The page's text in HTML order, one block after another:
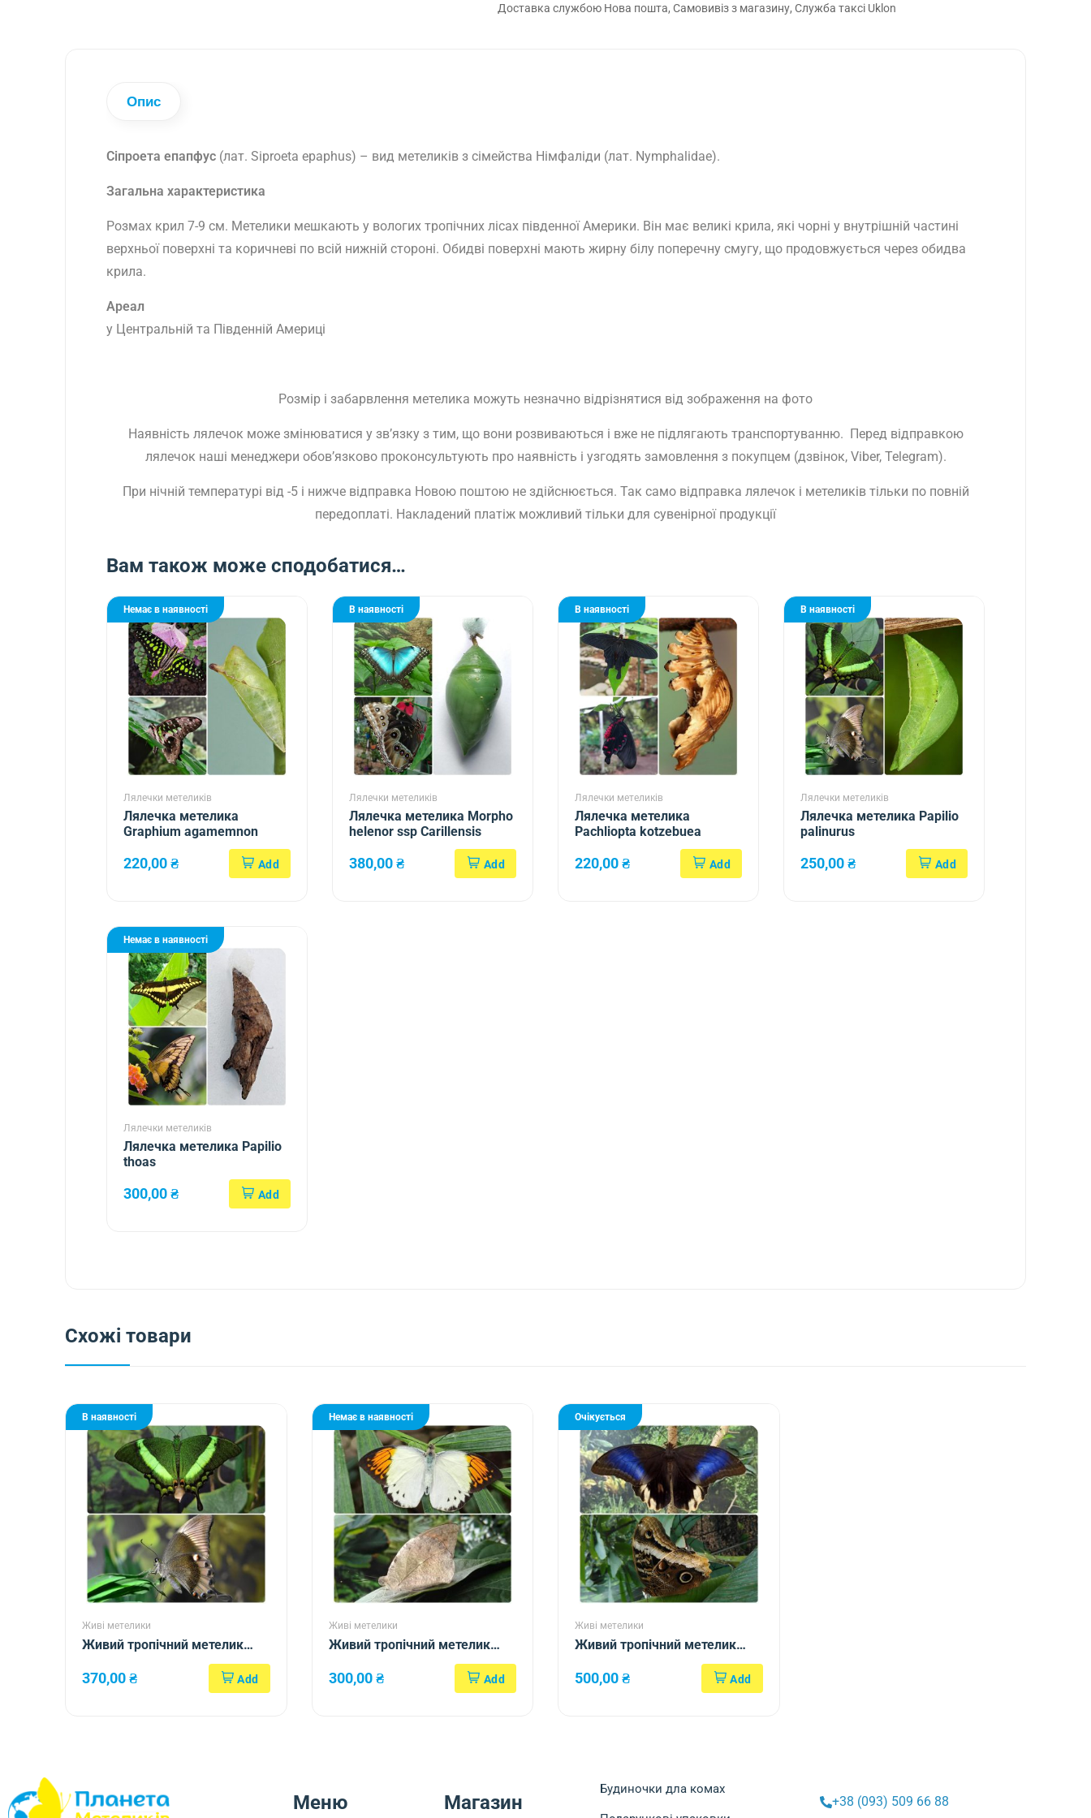
Доставка службою Нова пошта, Самовивіз з магазину, Служба таксі Uklon
Опис
Сіпроета епапфус (лат. Siproeta epaphus) – вид метеликів з сімейства Німфаліди (лат. Nymphalidae).
Загальна характеристика
Розмах крил 7-9 см. Метелики мешкають у вологих тропічних лісах південної Америки. Він має великі крила, які чорні у внутрішній частині
верхньої поверхні та коричневі по всій нижній стороні. Обидві поверхні мають жирну білу поперечну смугу, що продовжується через обидва
крила.
Ареал
у Центральній та Південній Америці
Розмір і забарвлення метелика можуть незначно відрізнятися від зображення на фото
Наявність лялечок може змінюватися у зв’язку з тим, що вони розвиваються і вже не підлягають транспортуванню. Перед відправкою
лялечок наші менеджери обов’язково проконсультують про наявність і узгодять замовлення з покупцем (дзвінок, Viber, Telegram).
При нічній температурі від -5 і нижче відправка Новою поштою не здійснюється. Так само відправка лялечок і метеликів тільки по повній
передоплаті. Накладений платіж можливий тільки для сувенірної продукції
Вам також може сподобатися…
Немає в наявності
Лялечки метеликів
Лялечка метелика
Graphium agamemnon
220,00₴
В наявності
Лялечки метеликів
Лялечка метелика Morpho
helenor ssp Carillensis
380,00₴
В наявності
Лялечки метеликів
Лялечка метелика
Pachliopta kotzebuea
220,00₴
В наявності
Лялечки метеликів
Лялечка метелика Papilio
palinurus
250,00₴
Немає в наявності
Лялечки метеликів
Лялечка метелика Papilio
thoas
300,00₴
Схожі товари
В наявності
Живі метелики
Живий тропічний метелик
370,00₴
Немає в наявності
Живі метелики
Живий тропічний метелик
300,00₴
Очікується
Живі метелики
Живий тропічний метелик
500,00₴
Меню Магазин
Будиночки дла комах
+38 (093) 509 66 88